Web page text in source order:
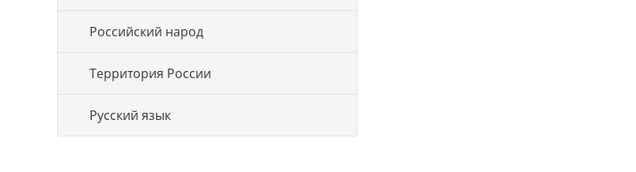
Российский народ
Территория России
Русский язык